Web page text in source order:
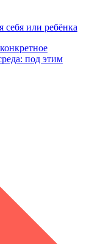
или ребёнка
под этим